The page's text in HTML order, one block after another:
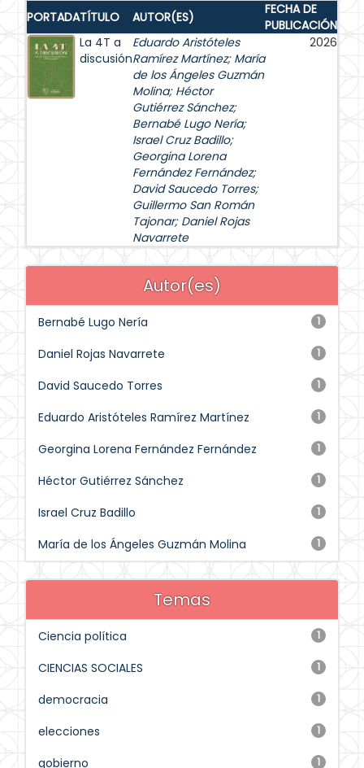
PORTADATÍTULO AUTOR(ES)
FECHA DE
PUBLICACIÓN
La 4T a
discusión
Eduardo Aristóteles
Ramírez Martínez; María
de los Ángeles Guzmán
Molina; Héctor
Gutiérrez Sánchez;
Bernabé Lugo Nería;
Israel Cruz Badillo;
Georgina Lorena
Fernández Fernández;
David Saucedo Torres;
Guillermo San Román
Tajonar; Daniel Rojas
Navarrete
2026
Autor(es)
1
Bernabé Lugo Nería
1
Daniel Rojas Navarrete
1
David Saucedo Torres
1
Eduardo Aristóteles Ramírez Martínez
1
Georgina Lorena Fernández Fernández
1
Héctor Gutiérrez Sánchez
1
Israel Cruz Badillo
1
María de los Ángeles Guzmán Molina
Temas
1
Ciencia política
1
CIENCIAS SOCIALES
1
democracia
1
elecciones
1
gobierno